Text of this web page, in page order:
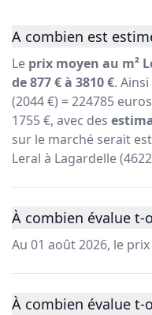
A combien est
Le prix moyen au m²
de 877 € à 3810 €.
(2044 €) = 224785
1755 €, avec des
sur le marché serait
Leral à Lagardelle
À combien évalue t-
Au 01 août 2026, le
À combien évalue t-